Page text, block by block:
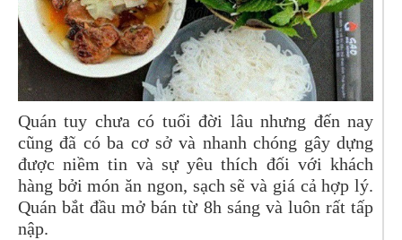
Quán tuy chưa có tuổi đời lâu nhưng đến nay
cũng đã có ba cơ sở và nhanh chóng gây dựng
được niềm tin và sự yêu thích đối với khách
hàng bởi món ăn ngon, sạch sẽ và giá cả hợp lý.
Quán bắt đầu mở bán từ 8h sáng và luôn rất tấp
nập.